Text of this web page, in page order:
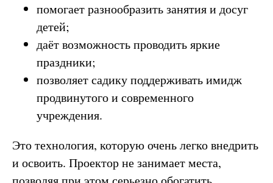
помогает разнообразить занятия и досуг
детей;
даёт возможность проводить яркие
праздники;
позволяет садику поддерживать имидж
продвинутого и современного
учреждения.
Это технология, которую очень легко внедрить
и освоить. Проектор не занимает места,